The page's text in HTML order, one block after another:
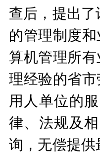
查后，提出
的管理制度
算机管理所
理经验的省
用人单位的
律、法规及
询，无偿提